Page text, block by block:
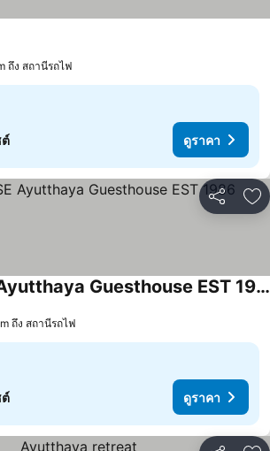
ถึง สถานีรถไฟ
ต์ ดูราคา
แชร์ เ
BRICKHOUSE Ayutthaya Guesthouse EST 1986
ถึง สถานีรถไฟ
ต์ ดูราคา